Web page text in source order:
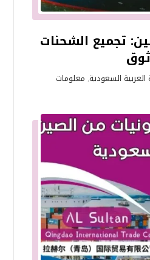
تجميع الشحنات
العربية السعودية, معلومات